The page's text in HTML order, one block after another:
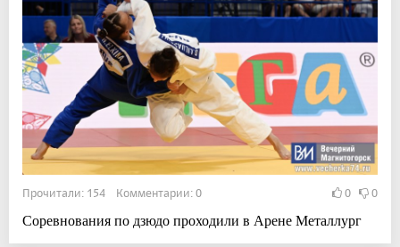
Прочитали: 154 Комментарии: 0 0 0
Соревнования по дзюдо проходили в Арене Металлург